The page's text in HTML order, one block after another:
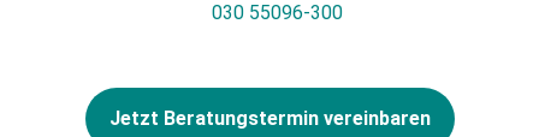
030 55096-300
Jetzt Beratungstermin vereinbaren